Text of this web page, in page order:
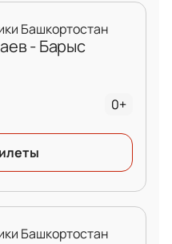
Башкортостан
- Барыс
0+
Башкортостан